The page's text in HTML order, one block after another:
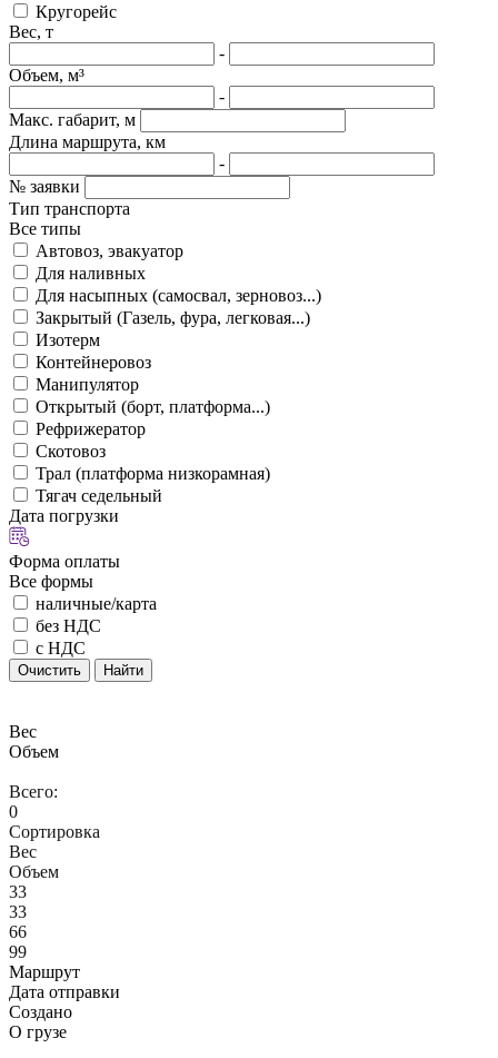
Кругорейс
Вес, т
-
Объем, м³
-
Макс. габарит, м
Длина маршрута, км
-
№ заявки
Тип транспорта
Все типы
Автовоз, эвакуатор
Для наливных
Для насыпных (самосвал, зерновоз...)
Закрытый (Газель, фура, легковая...)
Изотерм
Контейнеровоз
Манипулятор
Открытый (борт, платформа...)
Рефрижератор
Скотовоз
Трал (платформа низкорамная)
Тягач седельный
Дата погрузки
Форма оплаты
Все формы
наличные/карта
без НДС
с НДС
Очистить Найти
Вес
Объем
Всего:
0
Сортировка
Вес
Объем
33
33
66
99
Маршрут
Дата отправки
Создано
О грузе